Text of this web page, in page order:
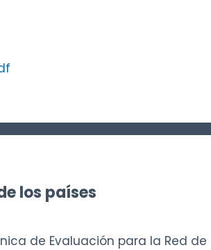
los países
de Evaluación para la Red de